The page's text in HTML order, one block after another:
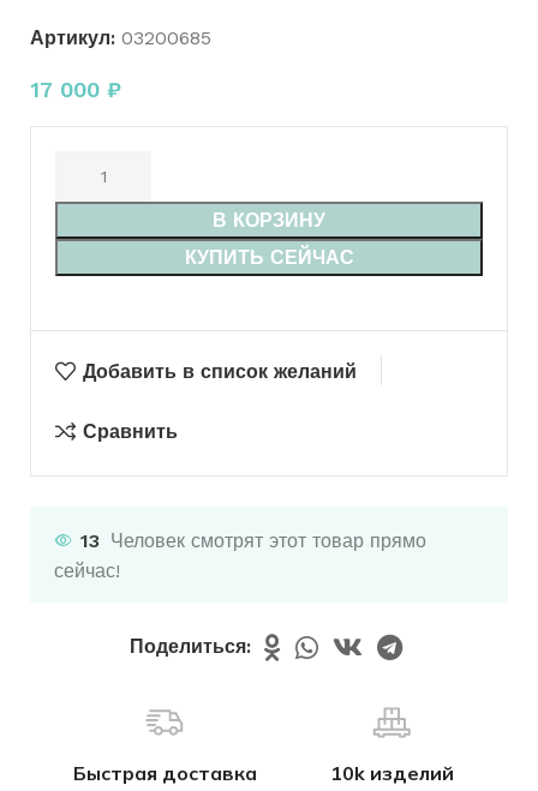
Артикул: 03200685
17 000 ₽
В КОРЗИНУ
КУПИТЬ СЕЙЧАС
Добавить в список желаний
Сравнить
13 Человек смотрят этот товар прямо
сейчас!
Поделиться:
Быстрая доставка 10k изделий